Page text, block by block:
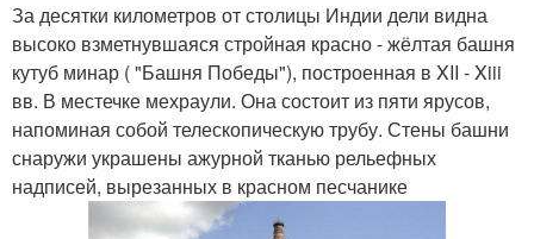
За десятки километров от столицы Индии дели видна
высоко взметнувшаяся стройная красно - жёлтая башня
кутуб минар ( "Башня Победы"), построенная в XII - Xiii
вв. В местечке мехраули. Она состоит из пяти ярусов,
напоминая собой телескопическую трубу. Стены башни
снаружи украшены ажурной тканью рельефных
надписей, вырезанных в красном песчанике